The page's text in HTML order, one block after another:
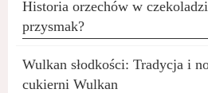
Historia orzechów w
przysmak?
Wulkan słodkości: Tradycja i
cukierni Wulkan